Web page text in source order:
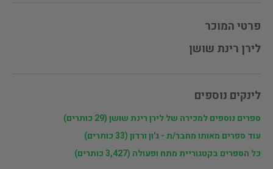
פרטי המוכר
לירן רינת שושן
לינקים נוספים
ספרים נוספים למכירה של לירן רינת שושן (29 כותרים)
עוד ספרים מאותו מחבר/ת - ג'ון ורדון (33 כותרים)
כל הספרים בקטגוריית מתח ופעולה (3,427 כותרים)